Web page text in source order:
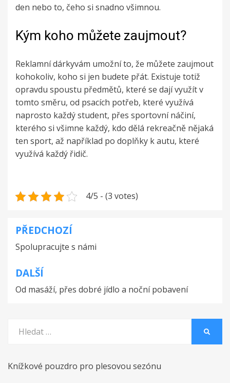
den nebo to, čeho si snadno všimnou.
Kým koho můžete zaujmout?
Reklamní dárkyvám umožní to, že můžete zaujmout
kohokoliv, koho si jen budete přát. Existuje totiž
opravdu spoustu předmětů, které se dají využít v
tomto směru, od psacích potřeb, které využívá
naprosto každý student, přes sportovní náčiní,
kterého si všimne každý, kdo dělá rekreačně nějaká
ten sport, až například po doplňky k autu, které
využívá každý řidič.
4/5 - (3 votes)
Navigace
pro
příspěvek
PŘEDCHOZÍ
Spolupracujte s námi
DALŠÍ
Od masáží, přes dobré jídlo a noční pobavení
Knížkové pouzdro pro plesovou sezónu